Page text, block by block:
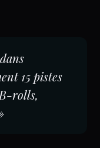
15 pistes
rolls,